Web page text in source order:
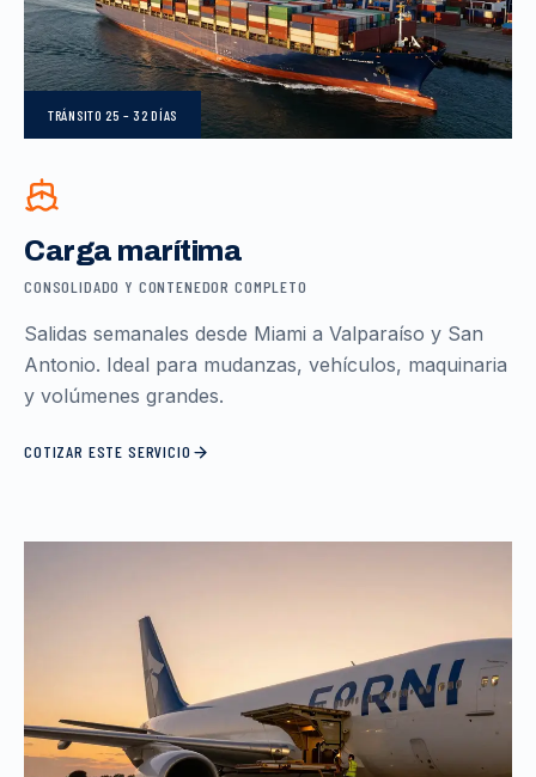
TRÁNSITO 25 – 32 DÍAS
Carga marítima
CONSOLIDADO Y CONTENEDOR COMPLETO
Salidas semanales desde Miami a Valparaíso y San
Antonio. Ideal para mudanzas, vehículos, maquinaria
y volúmenes grandes.
COTIZAR ESTE SERVICIO